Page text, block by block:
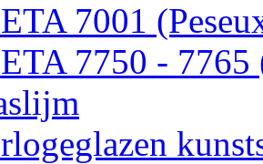
7001
7750 -